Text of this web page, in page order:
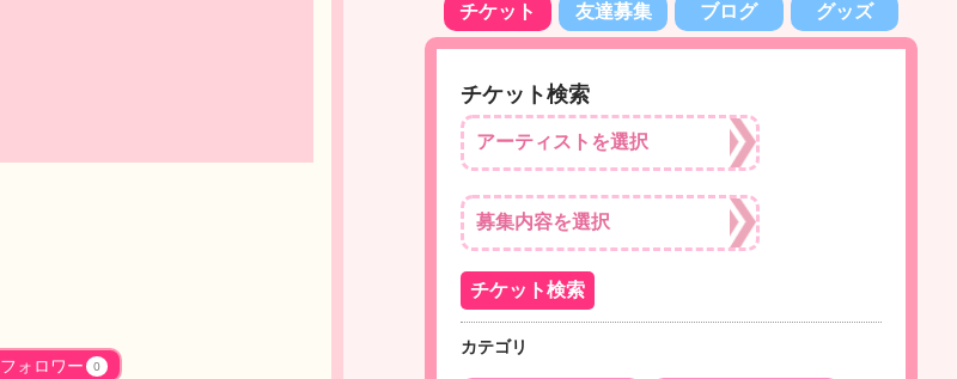
フォロワー 0
チケット 友達募集 ブログ グッズ
チケット検索
カテゴリ